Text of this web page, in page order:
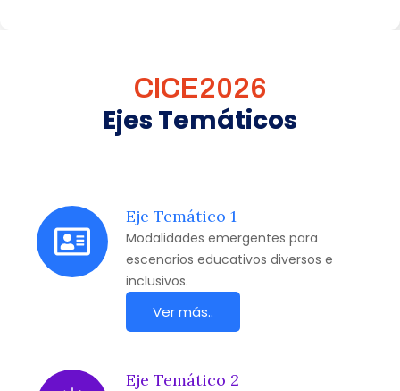
CICE2026
Ejes Temáticos
Eje Temático 1
Modalidades emergentes para
escenarios educativos diversos e
inclusivos.
Ver más..
Eje Temático 2